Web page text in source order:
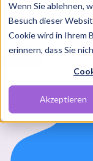
Wenn Sie ablehnen,
Besuch dieser
Cookie wird in Ihrem
erinnern, dass Sie
Akzeptieren
Login